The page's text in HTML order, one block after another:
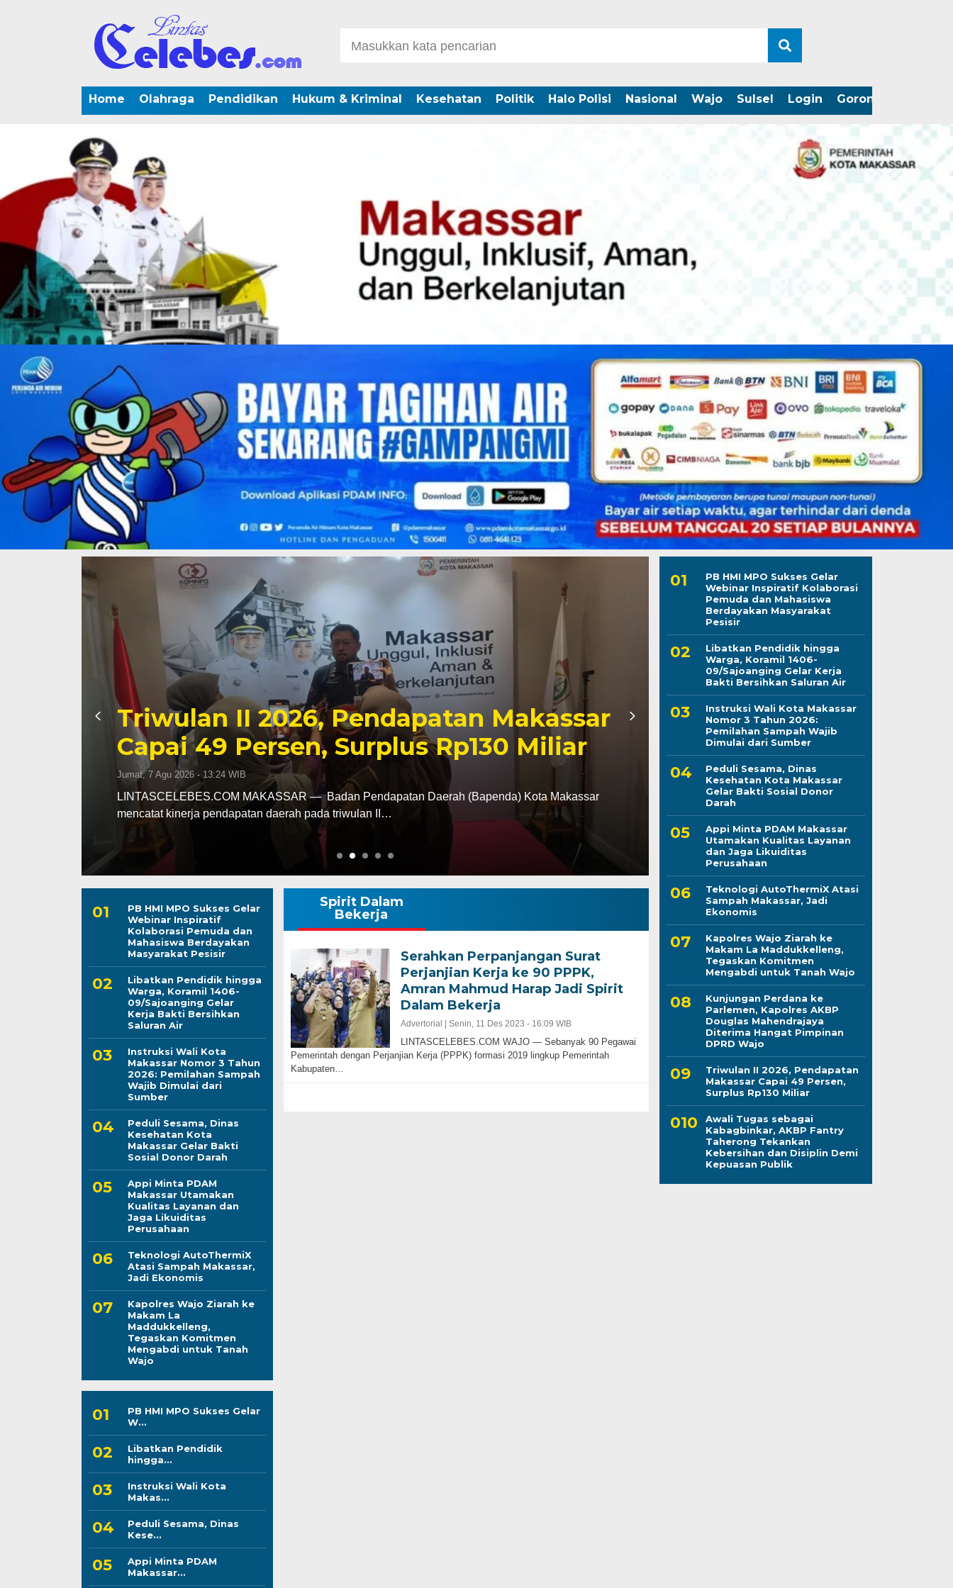
Home Olahraga Pendidikan Hukum & Kriminal Kesehatan Politik Halo Polisi Nasional Wajo Sulsel Login Gorontalo
Kapolres Wajo Ziarah ke Makam La
Maddukkelleng, Tegaskan Komitmen
Mengabdi untuk Tanah Wajo
Jumat, 7 Agu 2026 - 08:42 WIB
LINTASCELEBES.COM WAJO — Mengawali tugas sebagai Kapolres Wajo, AKBP Douglas
Mahendrajaya menunjukkan penghormatan terhadap sejarah dan…
Peduli Sesama,
Makassar Gelar
Darah
Kamis, 6 Agu 2026 - 21:28 WIB
LINTASCELEBES.COM MAKASSAR — Dinas
Darma Wanita Persatuan (DWP) Dinkes Makassar
PB HMI MPO Sukses Gelar
Webinar Inspiratif
Kolaborasi Pemuda dan
Mahasiswa Berdayakan
Masyarakat Pesisir
Libatkan Pendidik hingga
Warga, Koramil 1406-
09/Sajoanging Gelar
Kerja Bakti Bersihkan
Saluran Air
Instruksi Wali Kota
Makassar Nomor 3 Tahun
2026: Pemilahan Sampah
Wajib Dimulai dari
Sumber
Peduli Sesama, Dinas
Kesehatan Kota
Makassar Gelar Bakti
Sosial Donor Darah
Appi Minta PDAM
Makassar Utamakan
Kualitas Layanan dan
Jaga Likuiditas
Perusahaan
Teknologi AutoThermiX
Atasi Sampah Makassar,
Jadi Ekonomis
Kapolres Wajo Ziarah ke
Makam La
Maddukkelleng,
Tegaskan Komitmen
Mengabdi untuk Tanah
Wajo
PB HMI MPO Sukses Gelar
W...
Libatkan Pendidik
hingga...
Instruksi Wali Kota
Makas...
Peduli Sesama, Dinas
Kese...
Appi Minta PDAM
Makassar...
Spirit Dalam
Bekerja
Serahkan Perpanjangan Surat
Perjanjian Kerja ke 90 PPPK,
Amran Mahmud Harap Jadi Spirit
Dalam Bekerja
Advertorial | Senin, 11 Des 2023 - 16:09 WIB
LINTASCELEBES.COM WAJO — Sebanyak 90 Pegawai
Pemerintah dengan Perjanjian Kerja (PPPK) formasi 2019 lingkup Pemerintah
Kabupaten…
PB HMI MPO Sukses Gelar
Webinar Inspiratif Kolaborasi
Pemuda dan Mahasiswa
Berdayakan Masyarakat
Pesisir
Libatkan Pendidik hingga
Warga, Koramil 1406-
09/Sajoanging Gelar Kerja
Bakti Bersihkan Saluran Air
Instruksi Wali Kota Makassar
Nomor 3 Tahun 2026:
Pemilahan Sampah Wajib
Dimulai dari Sumber
Peduli Sesama, Dinas
Kesehatan Kota Makassar
Gelar Bakti Sosial Donor
Darah
Appi Minta PDAM Makassar
Utamakan Kualitas Layanan
dan Jaga Likuiditas
Perusahaan
Teknologi AutoThermiX Atasi
Sampah Makassar, Jadi
Ekonomis
Kapolres Wajo Ziarah ke
Makam La Maddukkelleng,
Tegaskan Komitmen
Mengabdi untuk Tanah Wajo
Kunjungan Perdana ke
Parlemen, Kapolres AKBP
Douglas Mahendrajaya
Diterima Hangat Pimpinan
DPRD Wajo
Triwulan II 2026, Pendapatan
Makassar Capai 49 Persen,
Surplus Rp130 Miliar
Awali Tugas sebagai
Kabagbinkar, AKBP Fantry
Taherong Tekankan
Kebersihan dan Disiplin Demi
Kepuasan Publik